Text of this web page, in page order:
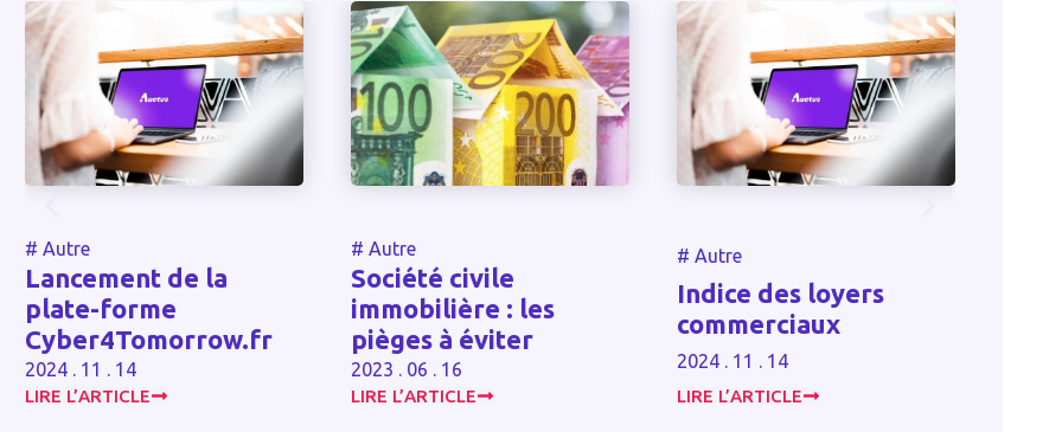
de la
forme
. 11 . 14
Société civile
immobilière : les
pièges à éviter
2023 . 06 . 16
LIRE L’ARTICLE
Indice des loyers
commerciaux
2024 . 11 . 14
LIRE L’ARTICLE